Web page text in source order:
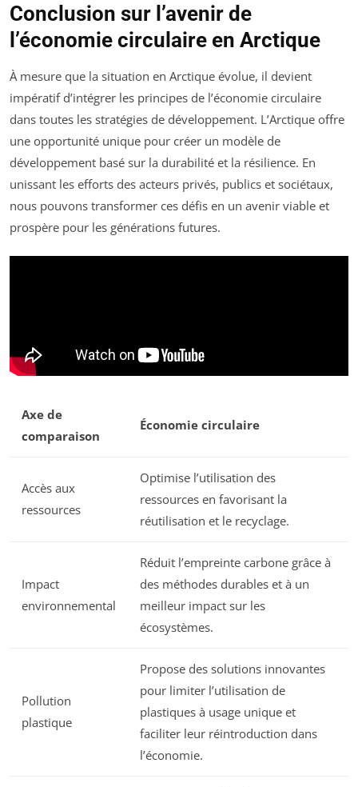
Conclusion sur l’avenir de
l’économie circulaire en Arctique
À mesure que la situation en Arctique évolue, il devient
impératif d’intégrer les principes de l’économie circulaire
dans toutes les stratégies de développement. L’Arctique offre
une opportunité unique pour créer un modèle de
développement basé sur la durabilité et la résilience. En
unissant les efforts des acteurs privés, publics et sociétaux,
nous pouvons transformer ces défis en un avenir viable et
prospère pour les générations futures.
Axe de
comparaison
Économie circulaire
Accès aux
ressources
Optimise l’utilisation des
ressources en favorisant la
réutilisation et le recyclage.
Impact
environnemental
Réduit l’empreinte carbone grâce à
des méthodes durables et à un
meilleur impact sur les
écosystèmes.
Pollution
plastique
Propose des solutions innovantes
pour limiter l’utilisation de
plastiques à usage unique et
faciliter leur réintroduction dans
l’économie.